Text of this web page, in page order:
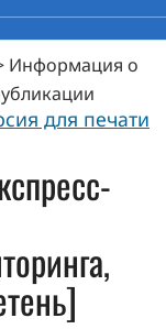
Информация о
для печати